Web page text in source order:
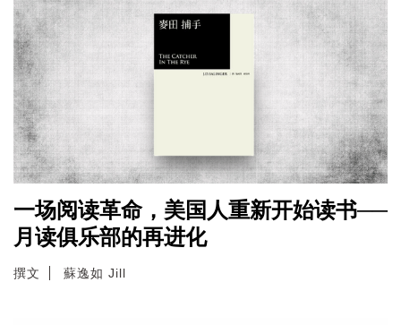
一场阅读革命，美国人重新开始读书──
月读俱乐部的再进化
撰文 蘇逸如 Jill